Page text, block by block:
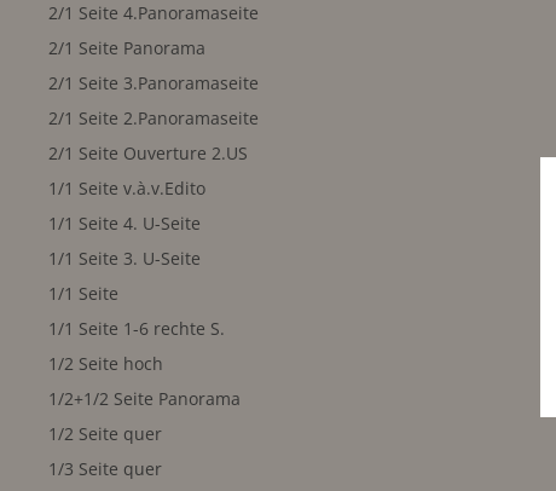
2/1 Seite 4.Panoramaseite
2/1 Seite Panorama
2/1 Seite 3.Panoramaseite
2/1 Seite 2.Panoramaseite
2/1 Seite Ouverture 2.US
1/1 Seite v.à.v.Edito
1/1 Seite 4. U-Seite
1/1 Seite 3. U-Seite
1/1 Seite
1/1 Seite 1-6 rechte S.
1/2 Seite hoch
1/2+1/2 Seite Panorama
1/2 Seite quer
1/3 Seite quer